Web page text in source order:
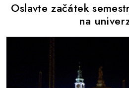
Oslavte začátek
na